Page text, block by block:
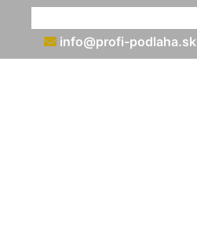
info@profi-podlaha.sk